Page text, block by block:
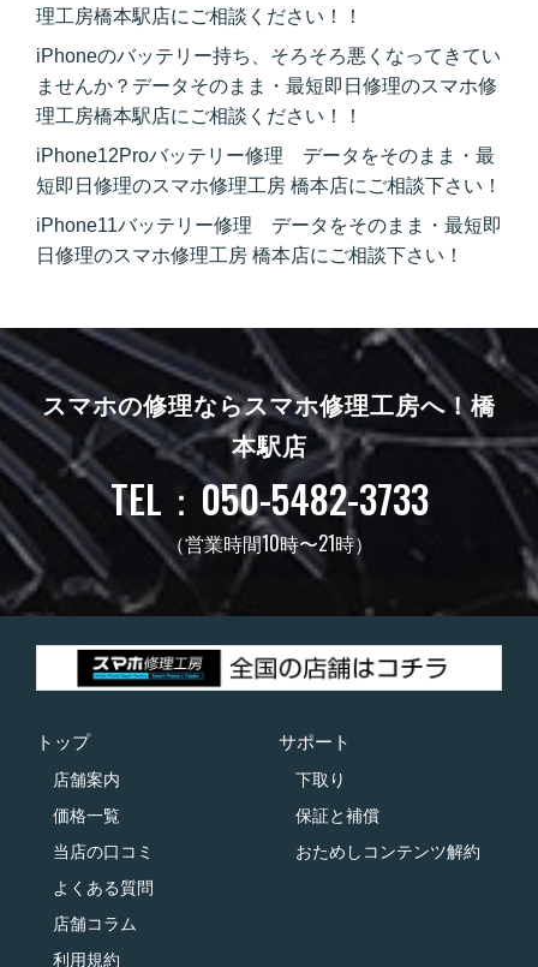
理工房橋本駅店にご相談ください！！
iPhoneのバッテリー持ち、そろそろ悪くなってきてい
ませんか？データそのまま・最短即日修理のスマホ修
理工房橋本駅店にご相談ください！！
iPhone12Proバッテリー修理 データをそのまま・最
短即日修理のスマホ修理工房 橋本店にご相談下さい！
iPhone11バッテリー修理 データをそのまま・最短即
日修理のスマホ修理工房 橋本店にご相談下さい！
スマホの修理ならスマホ修理工房へ！ 橋
本駅店
TEL：050-5482-3733
（営業時間10時〜21時）
トップ
店舗案内
価格一覧
当店の口コミ
よくある質問
店舗コラム
利用規約
サポート
下取り
保証と補償
おためしコンテンツ解約